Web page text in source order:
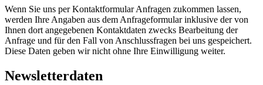
Wenn Sie uns per Kontaktformular Anfragen zukommen lassen,
werden Ihre Angaben aus dem Anfrageformular inklusive der von
Ihnen dort angegebenen Kontaktdaten zwecks Bearbeitung der
Anfrage und für den Fall von Anschlussfragen bei uns gespeichert.
Diese Daten geben wir nicht ohne Ihre Einwilligung weiter.
Newsletterdaten